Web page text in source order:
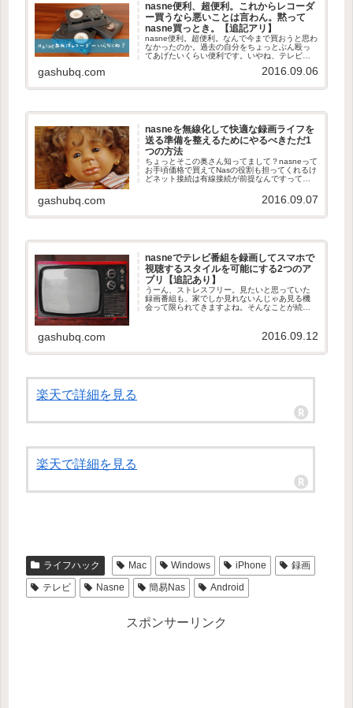
nasne便利、超便利。これからレコーダ
ー買うなら悪いことは言わん。黙って
nasne買っとき。【追記アリ】
nasne便利。超便利。なんで今まで買おうと思わ
なかったのか。過去の自分をちょっとぶん殴っ
てあげたいくらい便利です。いやね、テレビ買
見る習慣がなかった僕が果たして録画してまで
gashubq.com 2016.09.06
nasneを無線化して快適な録画ライフを
送る準備を整えるためにやるべきただ1
つの方法
ちょっとそこの奥さん知ってまして？nasneって
お手頃価格で買えてNasの役割も担ってくれるけ
どネット接続は有線接続が前提なんですって
見てビックリ。街中至るところに公衆無線LAN
gashubq.com 2016.09.07
nasneでテレビ番組を録画してスマホで
視聴するスタイルを可能にする2つのア
プリ【追記あり】
うーん、ストレスフリー。見たいと思っていた
録画番組も、家でしか見れないんじゃあ見る機
会って限られてきますよね。そんなことが続く
gashubq.com 2016.09.12
楽天で詳細を見る
楽天で詳細を見る
ライフハック Mac Windows iPhone
録画
テレビ
Nasne 簡易Nas Android
スポンサーリンク